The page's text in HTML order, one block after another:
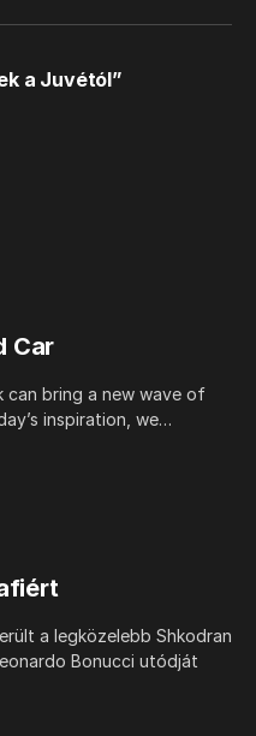
a Juvétól”
Car
can bring a new wave of
inspiration, we…
a legközelebb Shkodran
Bonucci utódját